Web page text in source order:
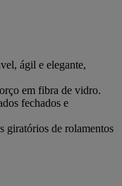
ágil e elegante,
em fibra de vidro.
fechados e
giratórios de rolamentos